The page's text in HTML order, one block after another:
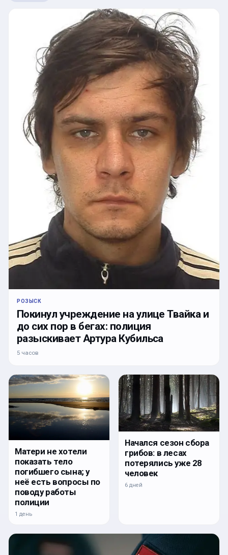
РОЗЫСК
Покинул учреждение на улице Твайка и
до сих пор в бегах: полиция
разыскивает Артура Кубильса
5 часов
Матери не хотели
показать тело
погибшего сына; у
неё есть вопросы по
поводу работы
полиции
1 день
Начался сезон сбора
грибов: в лесах
потерялись уже 28
человек
6 дней